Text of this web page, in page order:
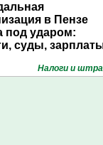
в Пензе
под ударом:
суды,
Налоги и